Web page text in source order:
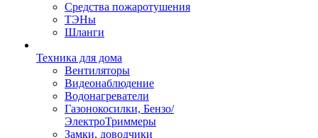
Средства пожаротушения
ТЭНы
Шланги
Техника для дома
Вентиляторы
Видеонаблюдение
Водонагреватели
Газонокосилки, Бензо/
ЭлектроТриммеры
Замки, доводчики